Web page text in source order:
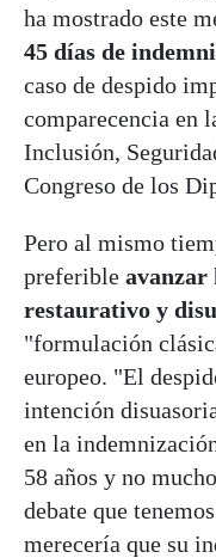
ha mostrado este
45 días de
caso de despido
comparecencia en
Inclusión,
Congreso de los
Pero al mismo
preferible avanzar
restaurativo y
"formulación
europeo. "El
intención
en la
58 años y no
debate que
merecería que su